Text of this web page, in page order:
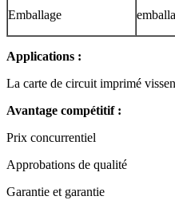
Emballage
Applications :
La carte de circuit imprimé
Avantage compétitif :
Prix concurrentiel
Approbations de qualité
Garantie et garantie